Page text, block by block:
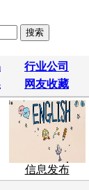
行业公司
网友收藏
信息发布